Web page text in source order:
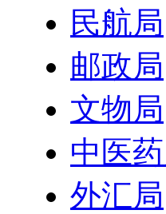
民航局
邮政局
文物局
中医
外汇局